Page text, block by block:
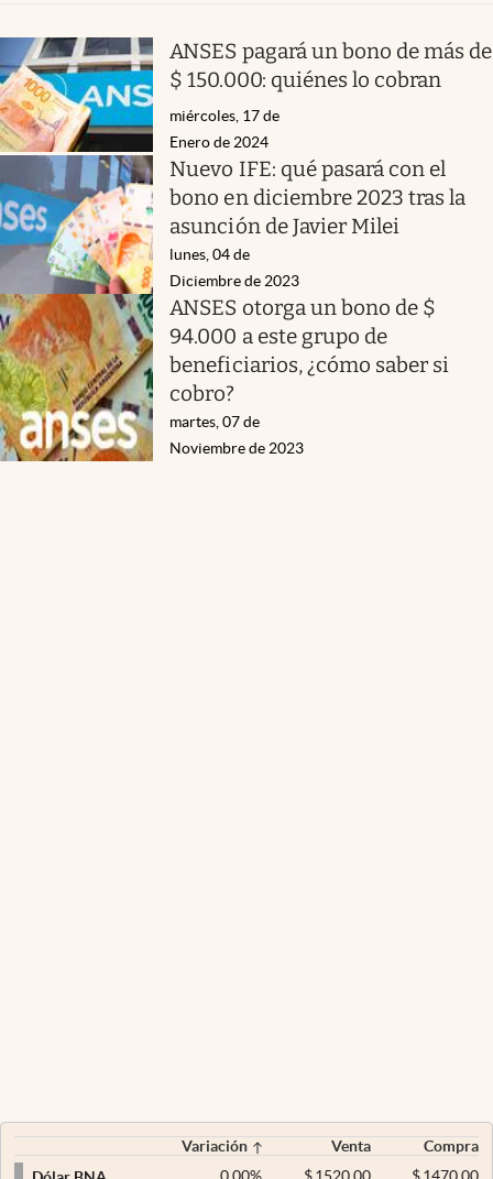
ANSES pagará un bono de más de
$ 150.000: quiénes lo cobran
miércoles, 17 de
Enero de 2024
Nuevo IFE: qué pasará con el
bono en diciembre 2023 tras la
asunción de Javier Milei
lunes, 04 de
Diciembre de 2023
ANSES otorga un bono de $
94.000 a este grupo de
beneficiarios, ¿cómo saber si
cobro?
martes, 07 de
Noviembre de 2023
Variación Venta
Compra